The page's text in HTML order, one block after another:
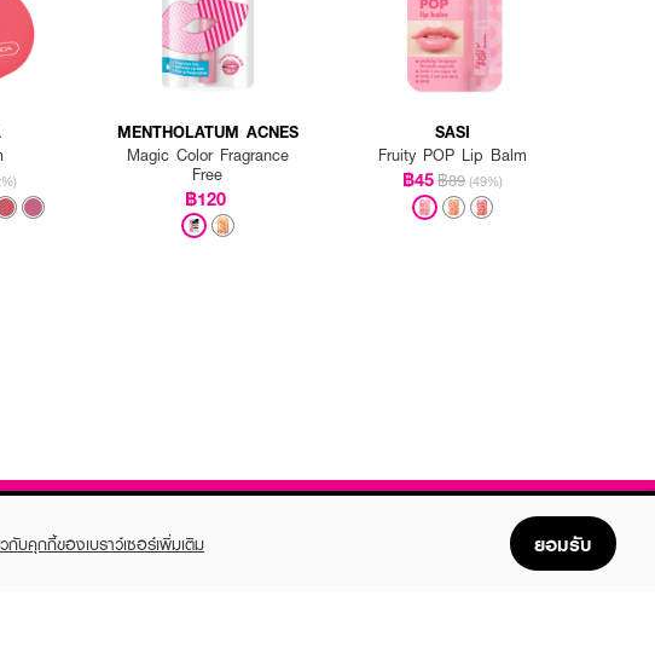
MENTHOLATUM ACNES
Magic Color Fragrance
Free
฿120
SASI
Fruity POP Lip Balm
฿45฿89 (49%)
วกับคุกกี้ของเบราว์เซอร์เพิ่มเติม ยอมรับ